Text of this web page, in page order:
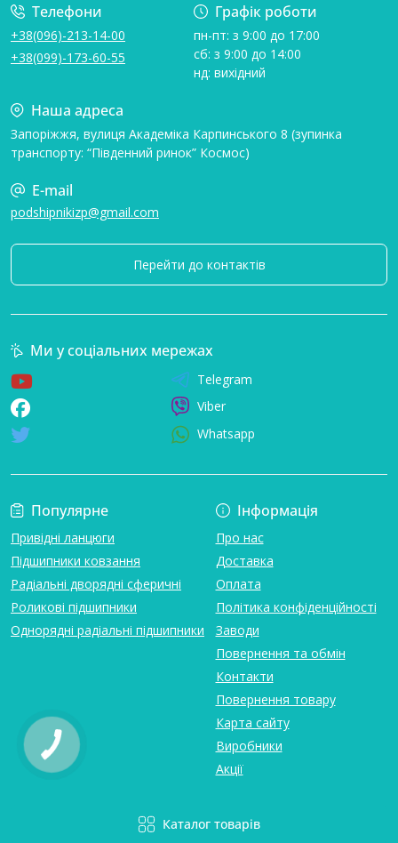
Телефони
+38(096)-213-14-00
+38(099)-173-60-55
Графік роботи
пн-пт: з 9:00 до 17:00
сб: з 9:00 до 14:00
нд: вихідний
Наша адреса
Запоріжжя, вулиця Академіка Карпинського 8 (зупинка
транспорту: “Південний ринок” Космос)
E-mail
podshipnikizp@gmail.com
Перейти до контактів
Популярне
Привідні ланцюги
Підшипники ковзання
Радіальні дворядні сферичні
Роликові підшипники
Однорядні радіальні підшипники
Інформація
Про нас
Доставка
Оплата
Політика конфіденційності
Заводи
Повернення та обмін
Контакти
Повернення товару
Карта сайту
Виробники
Акції
Каталог товарів
Ми у соціальних мережах
Telegram
Viber
Whatsapp